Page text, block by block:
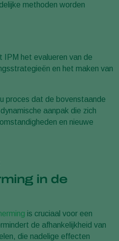
methoden worden
IPM het evalueren van de
en het maken van
proces dat de bovenstaande
aanpak die zich
en nieuwe
in de
is cruciaal voor een
de afhankelijkheid van
die nadelige effecten